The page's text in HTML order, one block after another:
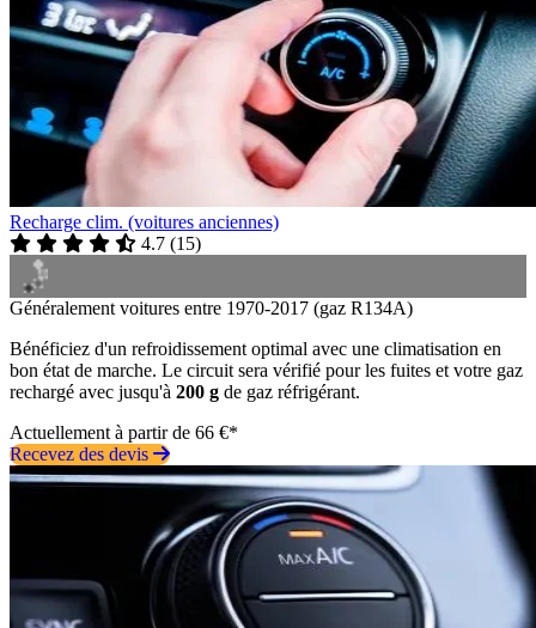
Recharge clim. (voitures anciennes)
4.7 (15)
Généralement voitures entre 1970-2017 (gaz R134A)
Bénéficiez d'un refroidissement optimal avec une climatisation en
bon état de marche. Le circuit sera vérifié pour les fuites et votre gaz
rechargé avec jusqu'à 200 g de gaz réfrigérant.
Actuellement à partir de 66 €*
Recevez des devis